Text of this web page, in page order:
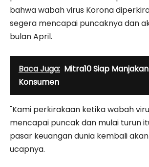
bahwa wabah virus Korona
segera mencapai puncaknya dan
bulan April.
Baca Juga: Mitra10 Siap Manjakan
Konsumen
"Kami perkirakaan ketika wabah
mencapai puncak dan mulai turun
pasar keuangan dunia kembali
ucapnya.